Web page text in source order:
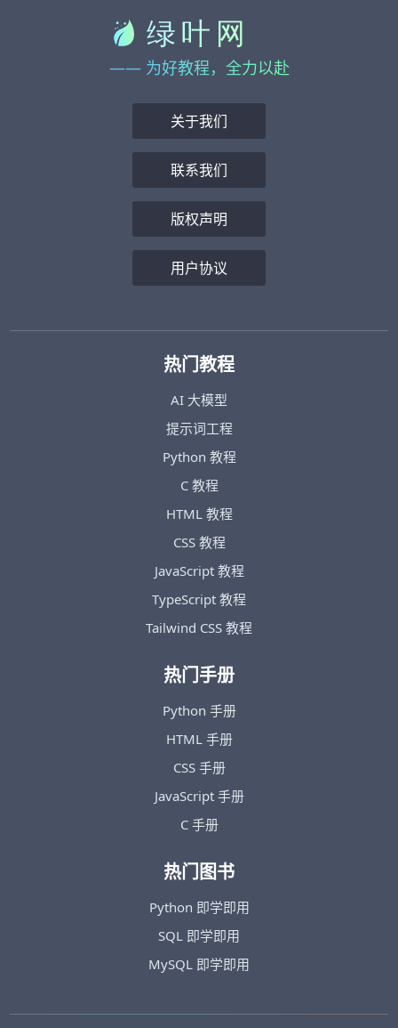
—— 为好教程，全力以赴
关于我们
联系我们
版权声明
用户协议
热门教程
AI 大模型
提示词工程
Python 教程
C 教程
HTML 教程
CSS 教程
JavaScript 教程
TypeScript 教程
Tailwind CSS 教程
热门手册
Python 手册
HTML 手册
CSS 手册
JavaScript 手册
C 手册
热门图书
Python 即学即用
SQL 即学即用
MySQL 即学即用